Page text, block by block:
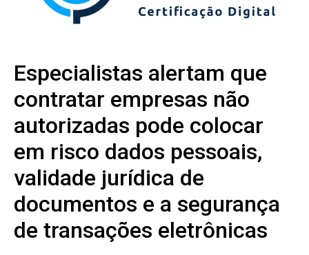
Especialistas alertam que
contratar empresas não
autorizadas pode colocar
em risco dados pessoais,
validade jurídica de
documentos e a segurança
de transações eletrônicas